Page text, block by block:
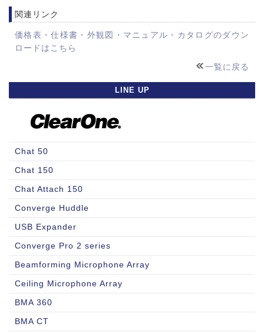
関連リンク
価格表・仕様書・外観図・マニュアル・カタログのダウン
ロードはこちら
一覧に戻る
LINE UP
Chat 50
Chat 150
Chat Attach 150
Converge Huddle
USB Expander
Converge Pro 2 series
Beamforming Microphone Array
Ceiling Microphone Array
BMA 360
BMA CT